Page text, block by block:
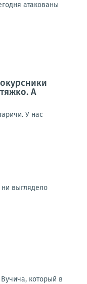
атакованы
А
У нас
ни выглядело
который в